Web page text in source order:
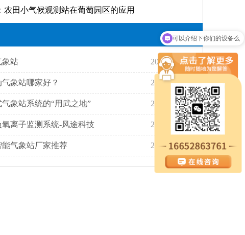
农田小气候观测站在葡萄园区的应用
象站 2021-09-13
象站哪家好？ 2022-05-23
象站系统的“用武之地” 2023-02-15
氧离子监测系统-风途科技 2021-09-17
能气象站厂家推荐 2024-05-10
可以介绍下你们的设备么
这款设备费用是多少？